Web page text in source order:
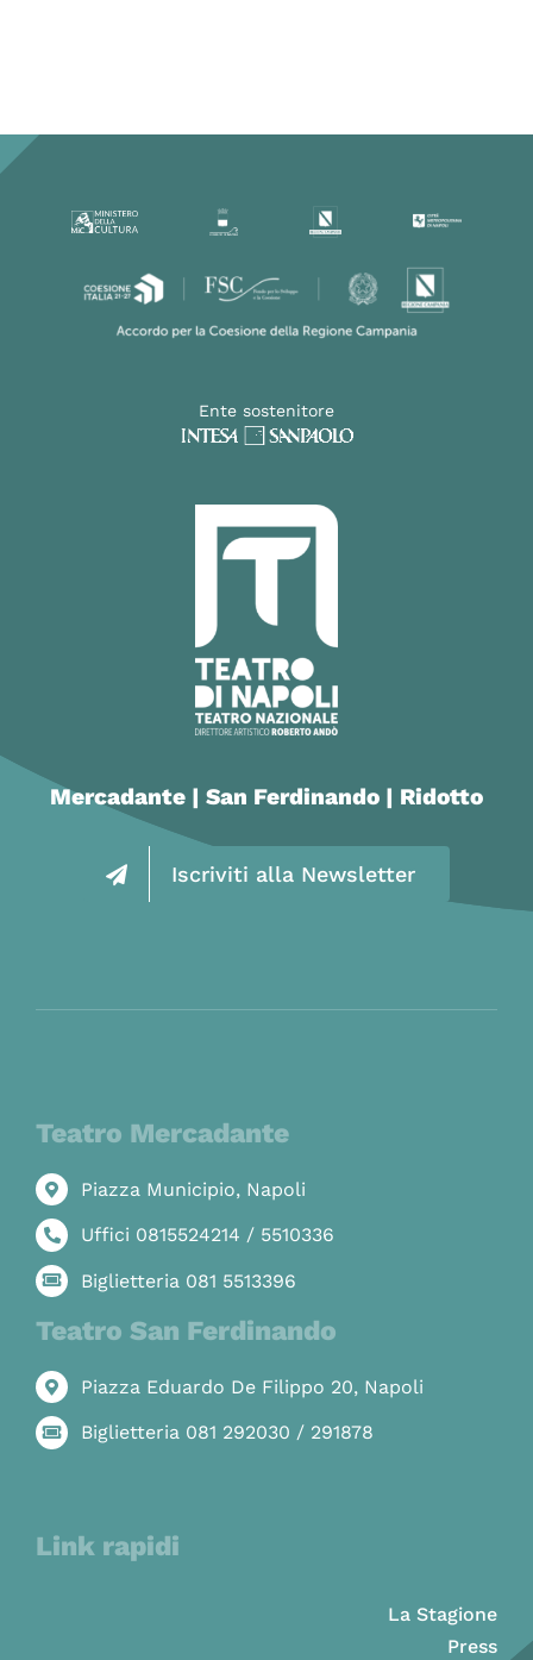
Ente sostenitore
Mercadante | San Ferdinando | Ridotto
Iscriviti alla Newsletter
Teatro Mercadante
Piazza Municipio, Napoli
Uffici 0815524214 / 5510336
Biglietteria 081 5513396
Teatro San Ferdinando
Piazza Eduardo De Filippo 20, Napoli
Biglietteria 081 292030 / 291878
Link rapidi
La Stagione
Press